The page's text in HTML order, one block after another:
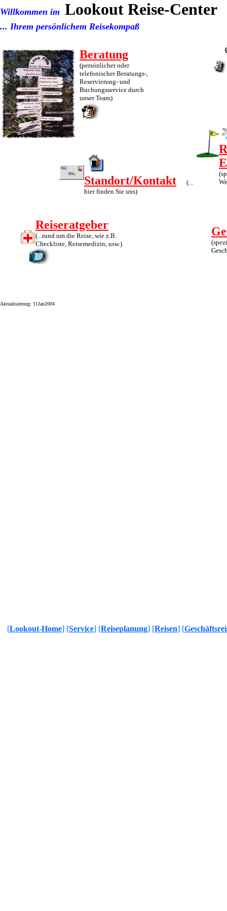
Willkommen im Lookout Reise-Center
... Ihrem persönlichem Reisekompaß
Beratung
(persönlicher oder
telefonischer Beratungs-,
Reservierung- und
Buchungsservice durch
unser Team)
Standort/Kontakt
(...
hier finden Sie uns)
Reiseratgeber
(...rund um die Reise, wie z.B.
Checkliste, Reisemedizin, usw.)
Aktualisierung: 11Jan2004
[Lookout-Home] [Service] [Reiseplanung] [Reisen] [